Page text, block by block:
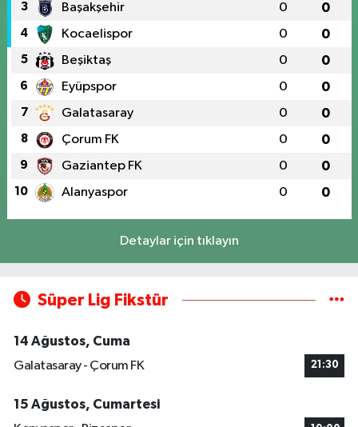
3 Başakşehir 0 0
4 Kocaelispor 0 0
5 Beşiktaş 0 0
6 Eyüpspor 0 0
7 Galatasaray 0 0
8 Çorum FK 0 0
9 Gaziantep FK 0 0
10 Alanyaspor 0 0
Detaylar için tıklayın
Süper Lig Fikstür
14 Ağustos, Cuma
Galatasaray - Çorum FK
21:30
15 Ağustos, Cumartesi